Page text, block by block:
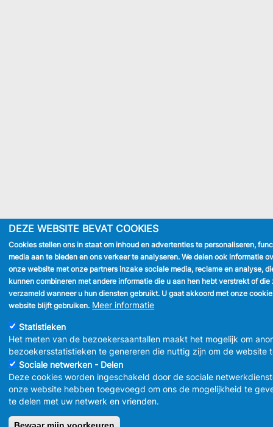
DEZE WEBSITE BEVAT COOKIES
Cookies stellen ons in staat om inhoud en advertenties te personaliseren,
media aan te bieden en ons verkeer te analyseren. We delen ook informatie
onze website met onze partners inzake sociale media, reclame en analyse,
kunnen combineren met andere informatie die u aan hen hebt verstrekt of die
verzameld wanneer u hun diensten gebruikt. U gaat akkoord met onze
website blijft gebruiken. Meer informatie
Statistieken
Het meten van de bezoekersaantallen maakt het mogelijk om
bezoekersstatistieken te genereren die nuttig zijn om de website
Sociale netwerken - Delen
Deze cookies worden ingeschakeld door de sociale
onze website hebben toegevoegd om ons de mogelijkheid te
te delen met uw netwerk en vrienden.